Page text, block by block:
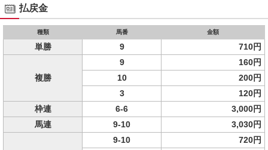
払戻金
種類 馬番 金額
単勝 9 710円
複勝
9
160円
10
200円
3
120円
枠連
6-6
3,000円
馬連
9-10 3,030円
9-10
720円